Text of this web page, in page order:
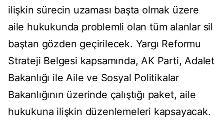
ilişkin sürecin uzaması başta olmak üzere
aile hukukunda problemli olan tüm alanlar sil
baştan gözden geçirilecek. Yargı Reformu
Strateji Belgesi kapsamında, AK Parti, Adalet
Bakanlığı ile Aile ve Sosyal Politikalar
Bakanlığının üzerinde çalıştığı paket, aile
hukukuna ilişkin düzenlemeleri kapsayacak.